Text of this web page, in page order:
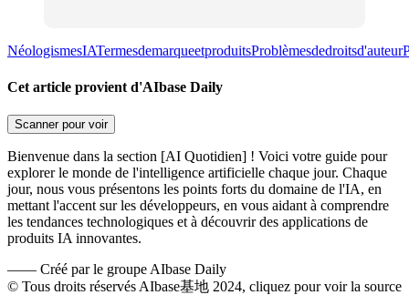
NéologismesIATermesdemarqueetproduitsProblèmesdedroitsd'auteur
Cet article provient d'AIbase Daily
Scanner pour voir
Bienvenue dans la section [AI Quotidien] ! Voici votre guide pour
explorer le monde de l'intelligence artificielle chaque jour. Chaque
jour, nous vous présentons les points forts du domaine de l'IA, en
mettant l'accent sur les développeurs, en vous aidant à comprendre
les tendances technologiques et à découvrir des applications de
produits IA innovantes.
—— Créé par le groupe AIbase Daily
© Tous droits réservés AIbase基地 2024, cliquez pour voir la source